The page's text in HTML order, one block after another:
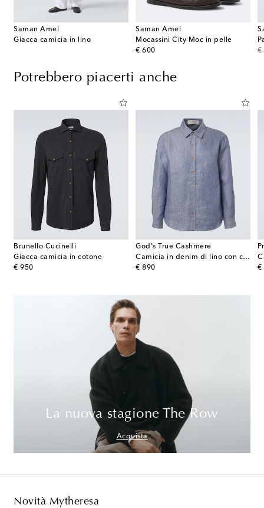
Saman Amel
Giacca camicia in lino
Saman Amel
Mocassini City Moc in pelle
€ 600
original price
€
Potrebbero piacerti anche
Brunello Cucinelli
Giacca camicia in cotone
€ 950
original price
God's True Cashmere
Camicia in denim di lino con corniola
€ 890
original price
€
La nuova stagione The Row
Acquista
Novità Mytheresa